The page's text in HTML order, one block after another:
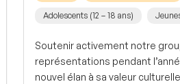
Adolescents (12 – 18 ans)
Soutenir activement notre
représentations pendant
nouvel élan à sa valeur